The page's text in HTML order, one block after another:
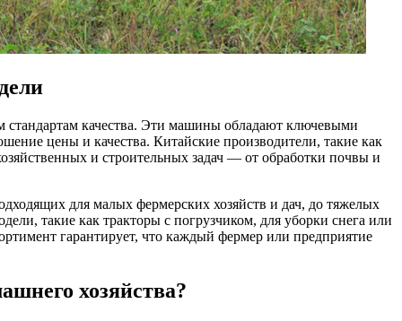
стандартам качества. Эти машины обладают ключевыми
цены и качества. Китайские производители, такие как
и строительных задач — от обработки почвы и
для малых фермерских хозяйств и дач, до тяжелых
такие как тракторы с погрузчиком, для уборки снега или
гарантирует, что каждый фермер или предприятие
хозяйства?